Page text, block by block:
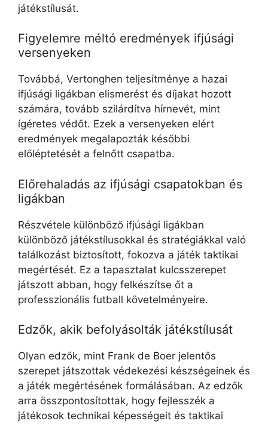
játékstílusát.
Figyelemre méltó eredmények ifjúsági
versenyeken
Továbbá, Vertonghen teljesítménye a hazai
ifjúsági ligákban elismerést és díjakat hozott
számára, tovább szilárdítva hírnevét, mint
ígéretes védőt. Ezek a versenyeken elért
eredmények megalapozták későbbi
előléptetését a felnőtt csapatba.
Előrehaladás az ifjúsági csapatokban és
ligákban
Részvétele különböző ifjúsági ligákban
különböző játékstílusokkal és stratégiákkal való
találkozást biztosított, fokozva a játék taktikai
megértését. Ez a tapasztalat kulcsszerepet
játszott abban, hogy felkészítse őt a
professzionális futball követelményeire.
Edzők, akik befolyásolták játékstílusát
Olyan edzők, mint Frank de Boer jelentős
szerepet játszottak védekezési készségeinek és
a játék megértésének formálásában. Az edzők
arra összpontosítottak, hogy fejlesszék a
játékosok technikai képességeit és taktikai